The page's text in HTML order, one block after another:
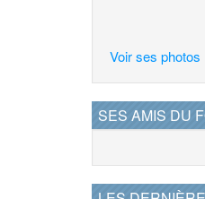
Voir ses photos
SES AMIS DU